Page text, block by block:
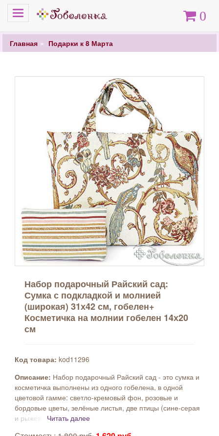
Меню Корзина
0
Главная Подарки к 8 Марта
Набор подарочный Райский сад:
Сумка с подкладкой и молнией
(широкая) 31х42 см, гобелен+
Косметичка на молнии гобелен 14х20
см
Код товара: kod11296
Описание: Набор подарочный Райский сад - это сумка и
косметичка выполнены из одного гобелена, в одной
цветовой гамме: светло-кремовый фон, розовые и
бордовые цветы, зелёные листья, две птицы (сине-серая
и рыжев... Читать далее